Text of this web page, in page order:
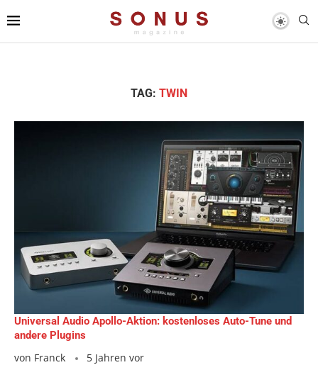
TAG: TWIN
Universal Audio Apollo-Aktion: kostenloses Auto-Tune und
andere Plugins
von Franck 5 Jahren vor